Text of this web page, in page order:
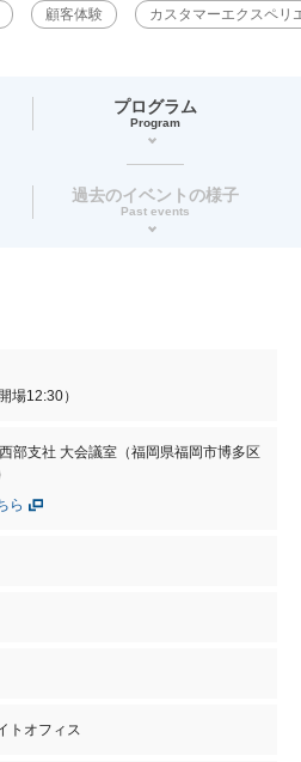
顧客体験 カスタマーエクスペリ
プログラム
Program
過去のイベントの様子
Past events
場12:30）
部支社 大会議室（福岡県福岡市博多区
ら
トオフィス